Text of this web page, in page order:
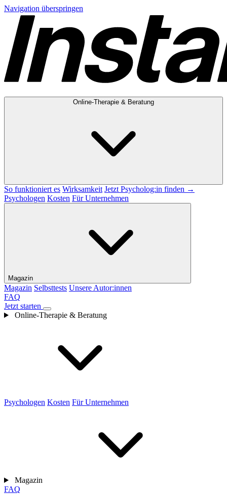
Navigation überspringen
Online-Therapie & Beratung
So funktioniert es Wirksamkeit Jetzt Psycholog:in finden →
Psychologen Kosten Für Unternehmen
Magazin
Magazin Selbsttests Unsere Autor:innen
FAQ
Jetzt starten
Online-Therapie & Beratung
Psychologen Kosten Für Unternehmen
Magazin
FAQ